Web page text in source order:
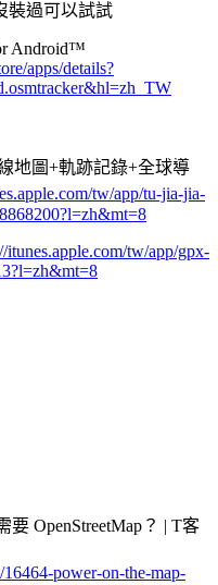
裝過可以試試
Android™
apps/details?
地圖+軌跡記錄+全球導
tw/app/tu-jia-jia-
itunes.apple.com/tw/app/gpx-
OpenStreetMap？ | T客
power-on-the-map-